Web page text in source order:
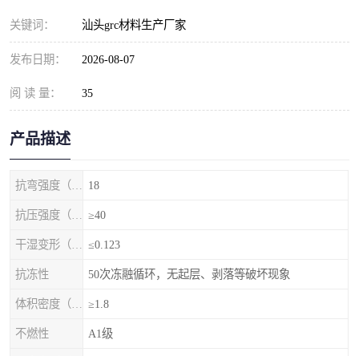
关键词： 汕头grc材料生产厂家
发布日期： 2026-08-07
阅 读 量： 35
产品描述
18
≥40
≤0.123
抗冻性 50次冻融循环，无起层、剥落等破坏现象
≥1.8
不燃性 A1级